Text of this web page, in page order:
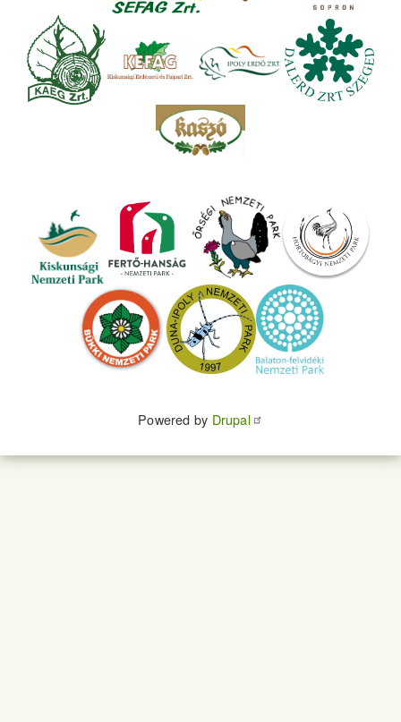
Powered by Drupal